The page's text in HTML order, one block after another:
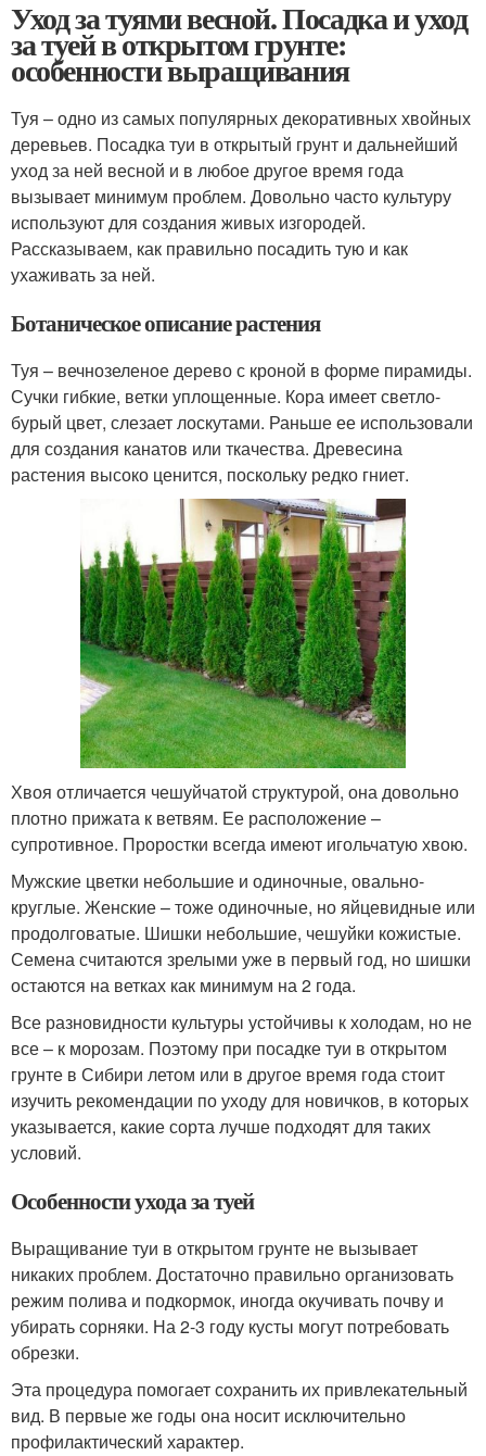
Уход за туями весной. Посадка и уход
за туей в открытом грунте:
особенности выращивания
Туя – одно из самых популярных декоративных хвойных
деревьев. Посадка туи в открытый грунт и дальнейший
уход за ней весной и в любое другое время года
вызывает минимум проблем. Довольно часто культуру
используют для создания живых изгородей.
Рассказываем, как правильно посадить тую и как
ухаживать за ней.
Ботаническое описание растения
Туя – вечнозеленое дерево с кроной в форме пирамиды.
Сучки гибкие, ветки уплощенные. Кора имеет светло-
бурый цвет, слезает лоскутами. Раньше ее использовали
для создания канатов или ткачества. Древесина
растения высоко ценится, поскольку редко гниет.
Хвоя отличается чешуйчатой структурой, она довольно
плотно прижата к ветвям. Ее расположение –
супротивное. Проростки всегда имеют игольчатую хвою.
Мужские цветки небольшие и одиночные, овально-
круглые. Женские – тоже одиночные, но яйцевидные или
продолговатые. Шишки небольшие, чешуйки кожистые.
Семена считаются зрелыми уже в первый год, но шишки
остаются на ветках как минимум на 2 года.
Все разновидности культуры устойчивы к холодам, но не
все – к морозам. Поэтому при посадке туи в открытом
грунте в Сибири летом или в другое время года стоит
изучить рекомендации по уходу для новичков, в которых
указывается, какие сорта лучше подходят для таких
условий.
Особенности ухода за туей
Выращивание туи в открытом грунте не вызывает
никаких проблем. Достаточно правильно организовать
режим полива и подкормок, иногда окучивать почву и
убирать сорняки. На 2-3 году кусты могут потребовать
обрезки.
Эта процедура помогает сохранить их привлекательный
вид. В первые же годы она носит исключительно
профилактический характер.